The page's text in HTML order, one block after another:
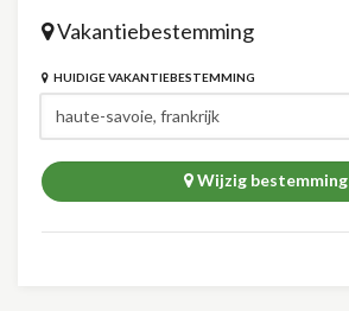
Vakantiebestemming
HUIDIGE VAKANTIEBESTEMMING
Wijzig bestemming